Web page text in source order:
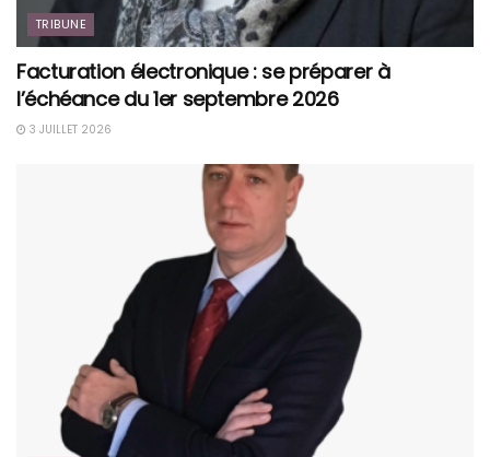
TRIBUNE
Facturation électronique : se préparer à
l’échéance du 1er septembre 2026
3 JUILLET 2026